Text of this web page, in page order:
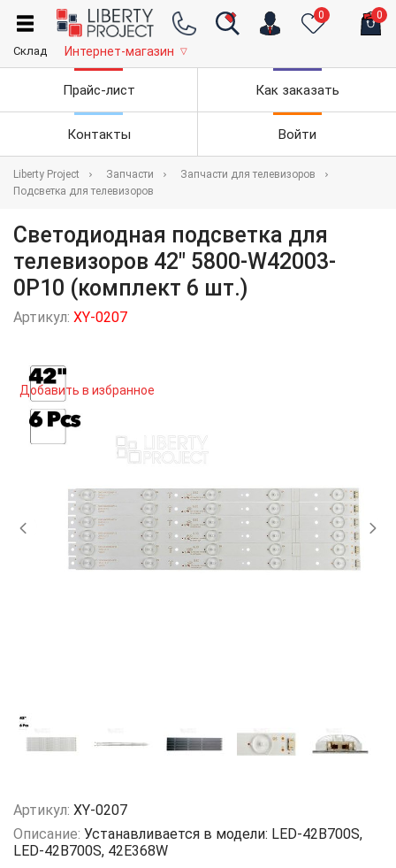
0 0
Склад Интернет-магазин ▽
Прайс-лист Как заказать
Контакты Войти
Liberty Project Запчасти
Запчасти для телевизоров
Подсветка для телевизоров
Светодиодная подсветка для
телевизоров 42" 5800-W42003-
0P10 (комплект 6 шт.)
Артикул: XY-0207
Добавить в избранное
Артикул: XY-0207
Описание: Устанавливается в модели: LED-42B700S,
LED-42B700S, 42E368W